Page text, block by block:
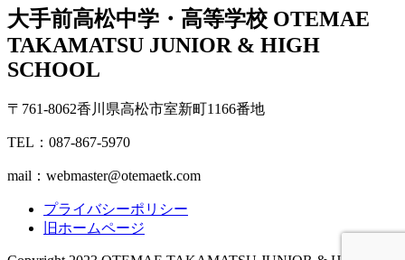
大手前高松中学・高等学校 OTEMAE
TAKAMATSU JUNIOR & HIGH
SCHOOL
〒761-8062香川県高松市室新町1166番地
TEL：087-867-5970
mail：webmaster@otemaetk.com
プライバシーポリシー
旧ホームページ